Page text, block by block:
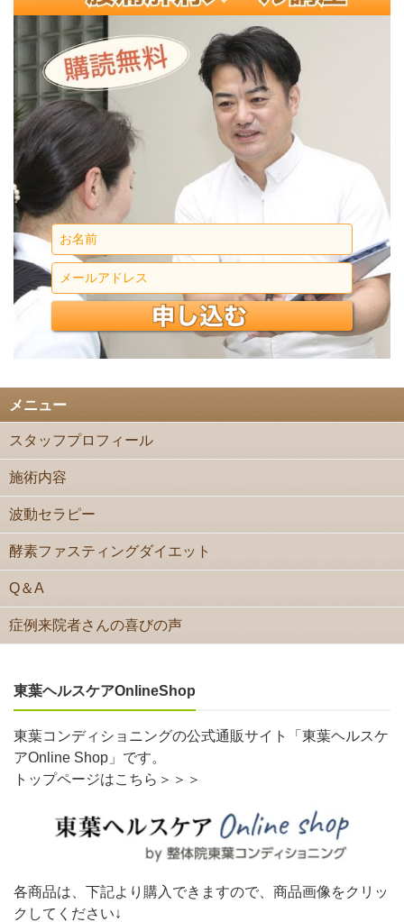
メニュー
スタッフプロフィール
施術内容
波動セラピー
酵素ファスティングダイエット
Q＆A
症例来院者さんの喜びの声
東葉ヘルスケアOnlineShop
東葉コンディショニングの公式通販サイト「東葉ヘルスケ
アOnline Shop」です。
トップページはこちら＞＞＞
各商品は、下記より購入できますので、商品画像をクリッ
クしてください↓